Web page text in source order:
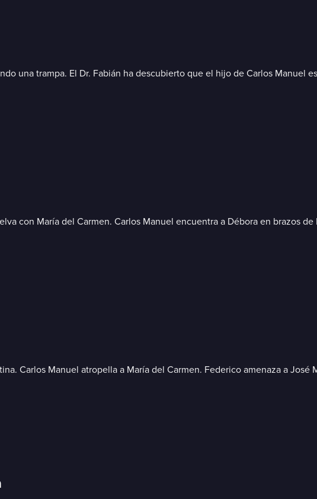
una trampa. El Dr. Fabián ha descubierto que el hijo de Carlos Manuel
con María del Carmen. Carlos Manuel encuentra a Débora en brazos
Carlos Manuel atropella a María del Carmen. Federico amenaza a